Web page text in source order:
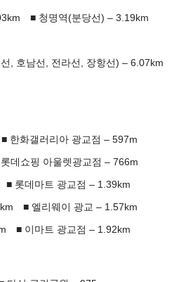
청명역(분당선) – 3.19km
, 호남선, 전라선, 장항선) – 6.07km
한화갤러리아 광교점 – 597m
롯데쇼핑 아울렛광교점 – 766m
롯데마트 광교점 – 1.39km
엘리웨이 광교 – 1.57km
이마트 광교점 – 1.92km